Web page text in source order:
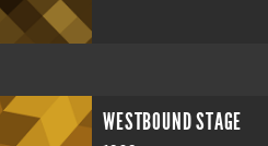
WESTBOUND STAGE